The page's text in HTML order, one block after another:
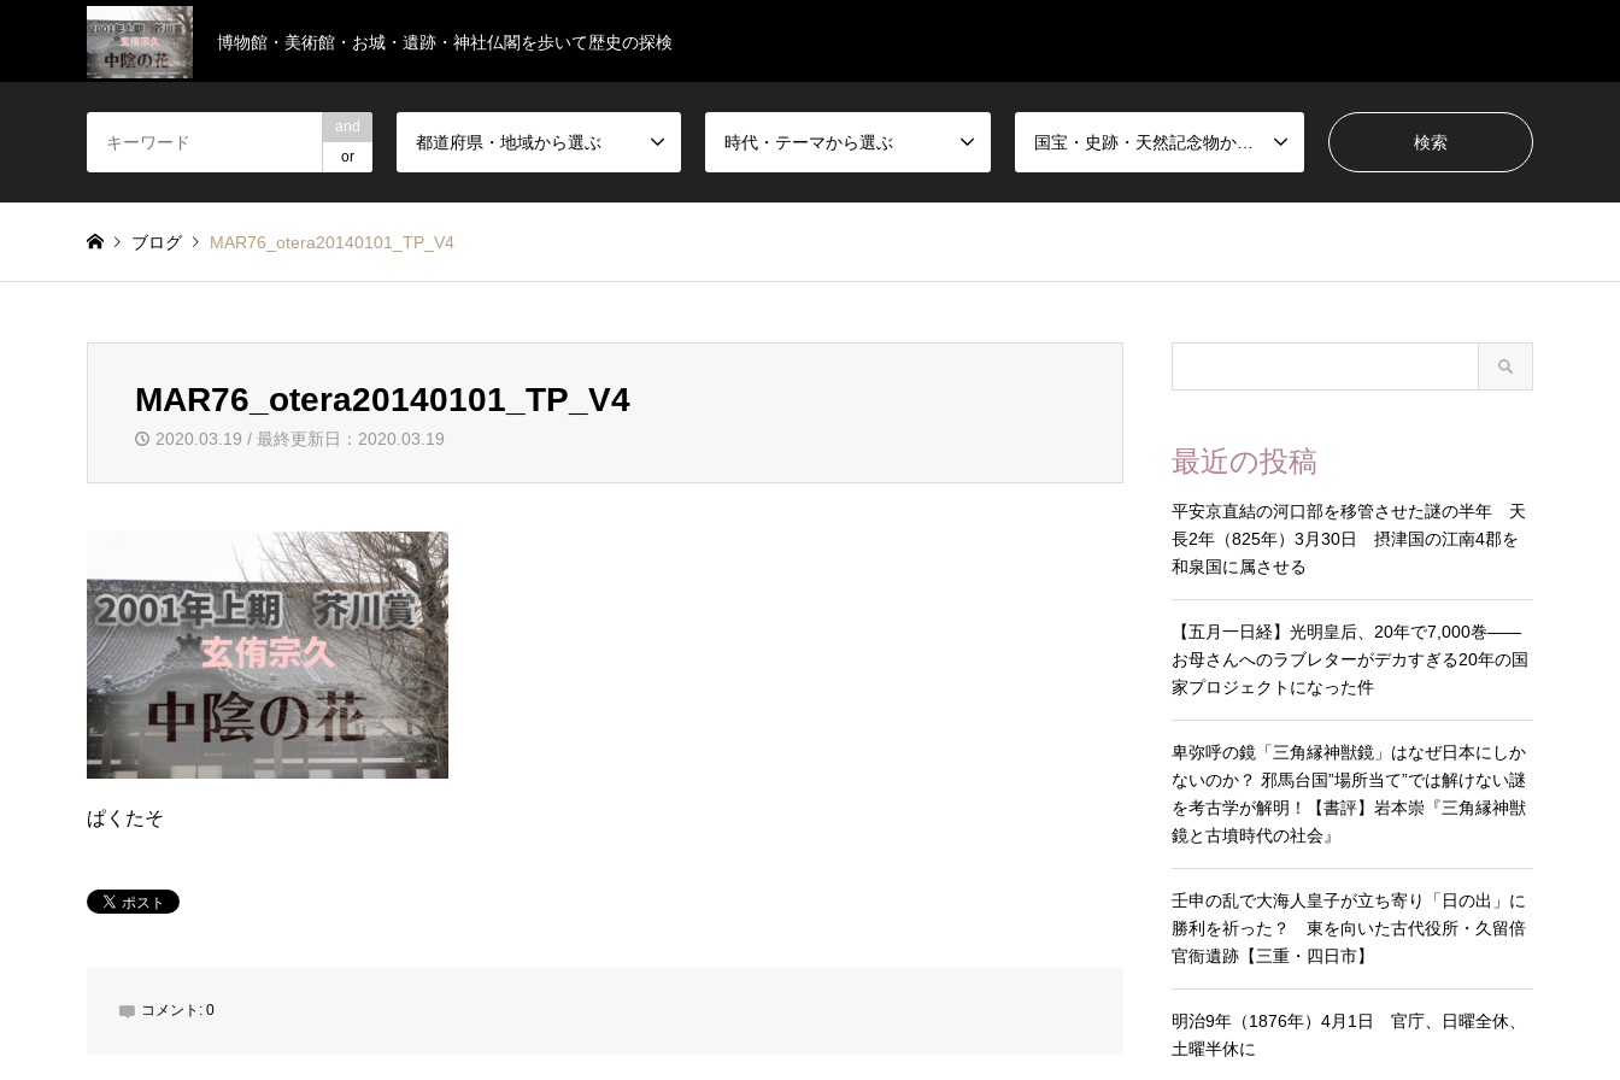
博物館・美術館・お城・遺跡・神社仏閣を歩いて歴史の探検
and
or
都道府県・地域から選ぶ 時代・テーマから選ぶ
ブログ MAR76_otera20140101_TP_V4
MAR76_otera20140101_TP_V4
2020.03.19 / 最終更新日：2020.03.19
ぱくたそ
コメント: 0
最近の投稿
平安京直結の河口部を移管させた謎の半年 天
長2年（825年）3月30日 摂津国の江南4郡を
和泉国に属させる
【五月一日経】光明皇后、20年で7,000巻——
お母さんへのラブレターがデカすぎる20年の国
家プロジェクトになった件
卑弥呼の鏡「三角縁神獣鏡」はなぜ日本にしか
ないのか？ 邪馬台国”場所当て”では解けない謎
を考古学が解明！【書評】岩本崇『三角縁神獣
鏡と古墳時代の社会』
壬申の乱で大海人皇子が立ち寄り「日の出」に
勝利を祈った？ 東を向いた古代役所・久留倍
官衙遺跡【三重・四日市】
明治9年（1876年）4月1日 官庁、日曜全休、
土曜半休に